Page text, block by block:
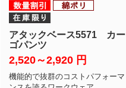
アタックベース5571 カー
ゴパンツ
2,520～2,920 円
機能的で抜群のコストパフォーマ